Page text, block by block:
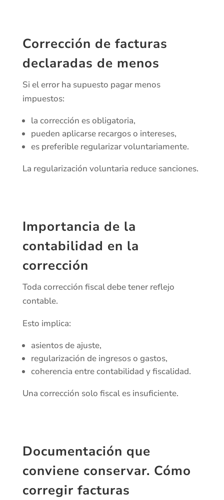
Corrección de facturas
declaradas de menos
Si el error ha supuesto pagar menos
impuestos:
la corrección es obligatoria,
pueden aplicarse recargos o intereses,
es preferible regularizar voluntariamente.
La regularización voluntaria reduce sanciones.
Importancia de la
contabilidad en la
corrección
Toda corrección fiscal debe tener reflejo
contable.
Esto implica:
asientos de ajuste,
regularización de ingresos o gastos,
coherencia entre contabilidad y fiscalidad.
Una corrección solo fiscal es insuficiente.
Documentación que
conviene conservar. Cómo
corregir facturas